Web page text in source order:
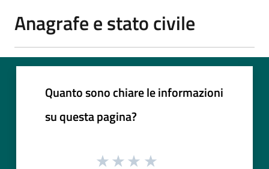
Anagrafe e stato civile
Quanto sono chiare le informazioni
su questa pagina?